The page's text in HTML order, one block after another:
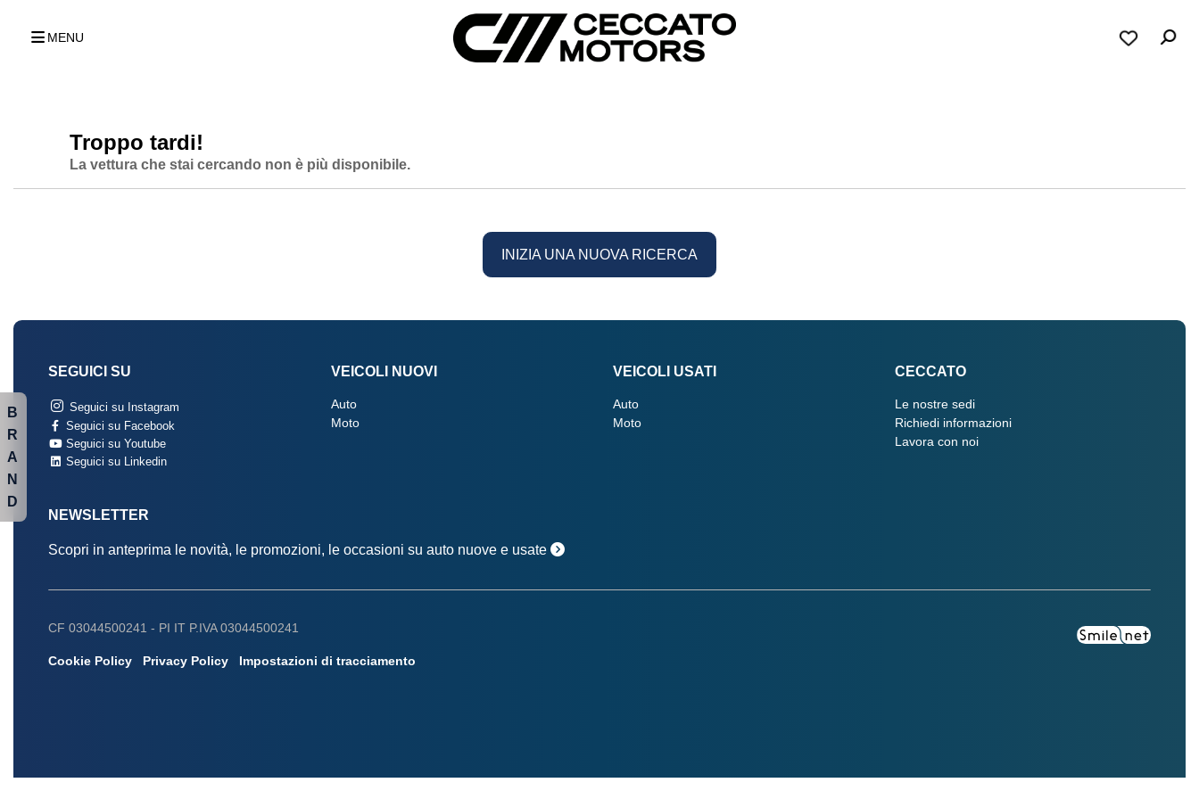
MENU
Troppo tardi!
La vettura che stai cercando non è più disponibile.
INIZIA UNA NUOVA RICERCA
SEGUICI SU
Seguici su Instagram
Seguici su Facebook
Seguici su Youtube
Seguici su Linkedin
VEICOLI NUOVI
Auto
Moto
VEICOLI USATI
Auto
Moto
CECCATO
Le nostre sedi
Richiedi informazioni
Lavora con noi
NEWSLETTER
Scopri in anteprima le novità, le promozioni, le occasioni su auto nuove e usate
CF 03044500241 - PI IT P.IVA 03044500241
Cookie Policy Privacy Policy Impostazioni di tracciamento
B
R
A
N
D